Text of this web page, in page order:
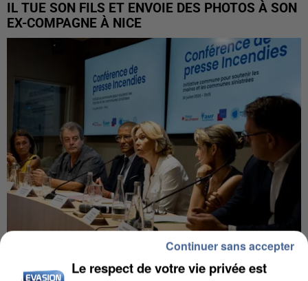
IL TUE SON FILS ET ENVOIE DES PHOTOS À SON
EX-COMPAGNE À NICE
INCENDIES : L’ÎLE-DE-FRANCE LANCE UN ÉLAN
Le respect de votre vie privée est
Continuer sans accepter